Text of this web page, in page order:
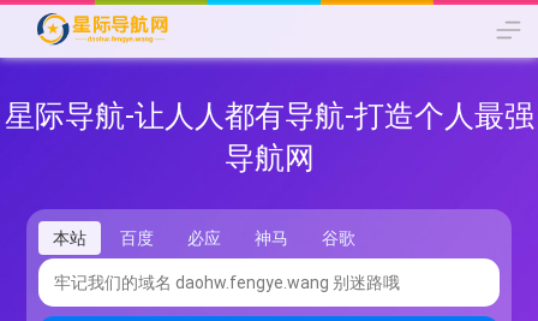
星际导航-让人人都有导航-打造个人最强
导航网
本站 百度 必应 神马 谷歌